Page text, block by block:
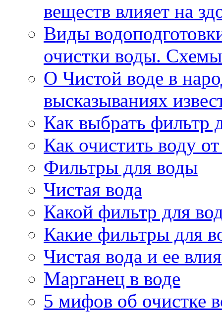
веществ влияет на
Виды
очистки воды.
О Чистой воде в
высказываниях
Как выбрать фильтр
Как очистить воду
Фильтры для воды
Чистая вода
Какой фильтр для
Какие фильтры для
Чистая вода и ее
Марганец в воде
5 мифов об очистке